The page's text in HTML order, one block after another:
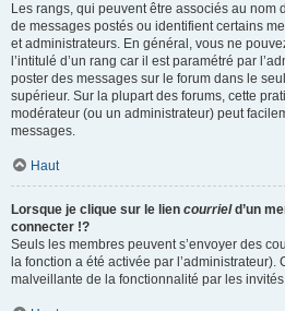
Les rangs, qui peuvent être associés au nom
de messages postés ou identifient certains
et administrateurs. En général, vous ne
l’intitulé d’un rang car il est paramétré par
poster des messages sur le forum dans le
supérieur. Sur la plupart des forums, cette
modérateur (ou un administrateur) peut
messages.
Haut
Lorsque je clique sur le lien courrield’un
connecter !?
Seuls les membres peuvent s’envoyer des
la fonction a été activée par l’administrateur).
malveillante de la fonctionnalité par les